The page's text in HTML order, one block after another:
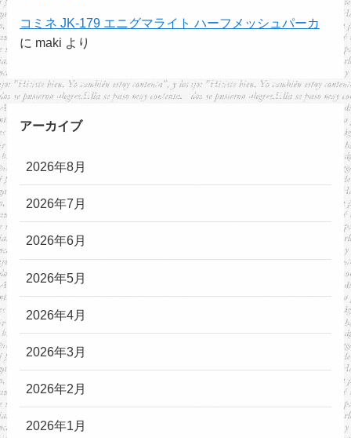
コミネ JK-179 エニグマライト ハーフメッシュパーカ
に maki より
アーカイブ
2026年8月
2026年7月
2026年6月
2026年5月
2026年4月
2026年3月
2026年2月
2026年1月